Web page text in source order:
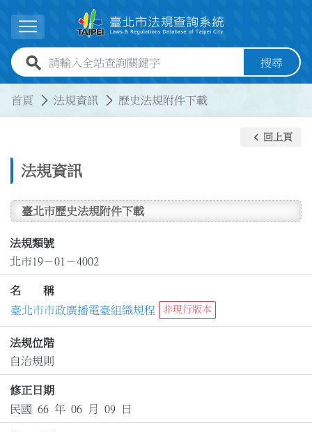
展開選單
全站查詢關鍵字欄位 搜尋
首頁 法規資訊 歷史法規附件下載
法規資訊
keyboard_arrow_left 回上頁
臺北市歷史法規附件下載
法規類號
北市19－01－4002
名 稱
臺北市市政廣播電臺組織規程
非現行版本
法規位階
自治規則
修正日期
民國 66 年 06 月 09 日